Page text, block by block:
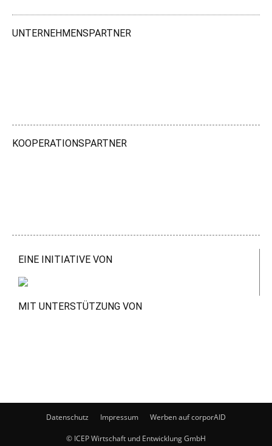
UNTERNEHMENSPARTNER
KOOPERATIONSPARTNER
EINE INITIATIVE VON
MIT UNTERSTÜTZUNG VON
Datenschutz Impressum Werben auf corporAID
© ICEP Wirtschaft und Entwicklung GmbH